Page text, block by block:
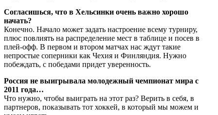
Согласишься, что в Хельсинки очень важно хорошо
начать?
Конечно. Начало может задать настроение всему турниру,
плюс повлиять на распределение мест в таблице и посев в
плей-офф. В первом и втором матчах нас ждут такие
непростые соперники как Чехия и Финляндия. Нужно
побеждать, с победами придет уверенность.
Россия не выигрывала молодежный чемпионат мира с
2011 года…
Что нужно, чтобы выиграть на этот раз? Верить в себя, в
партнеров, показывать тот хоккей, в который мы можем и